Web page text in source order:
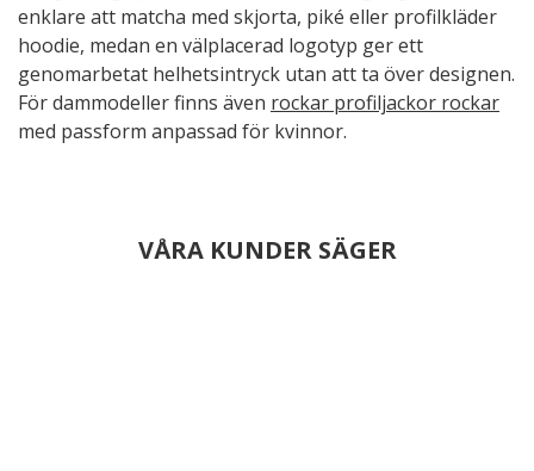
enklare att matcha med skjorta, piké eller profilkläder
hoodie, medan en välplacerad logotyp ger ett
genomarbetat helhetsintryck utan att ta över designen.
För dammodeller finns även rockar profiljackor rockar
med passform anpassad för kvinnor.
VÅRA KUNDER SÄGER